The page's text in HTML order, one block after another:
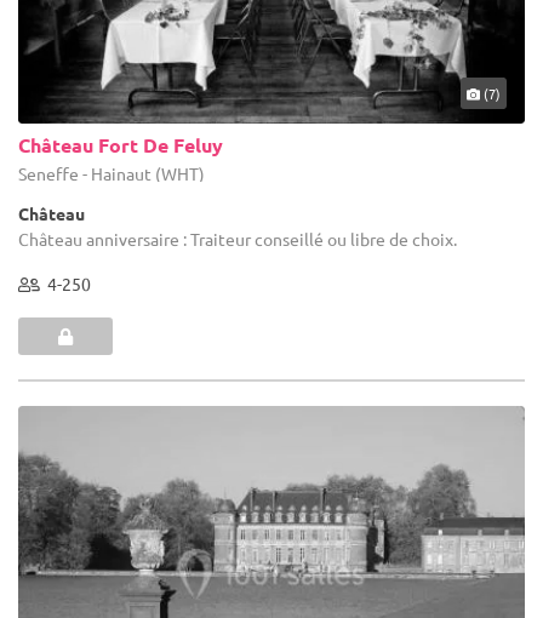
(7)
Château Fort De Feluy
Seneffe - Hainaut (WHT)
Château
Château anniversaire : Traiteur conseillé ou libre de choix.
4-250